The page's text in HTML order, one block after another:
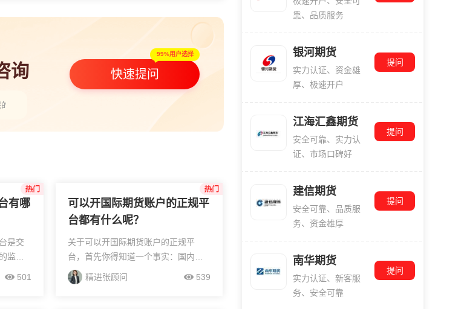
询
，有什么要求条件吗？”
99%用户选择
快速提问
有哪
是交
监管
体验
货市
501
可以开国际期货账户的正规平
台都有什么呢？
关于可以开国际期货账户的正规平
台，首先你得知道一个事实：国内没
有任何一家拥有“国内官方牌照”的平台
可以做国际期货，因为国内压根没有
精进张顾问 539
靠、品质服务
银河期货
实力认证、资金雄
厚、极速开户
提问
江海汇鑫期货
安全可靠、实力认
证、市场口碑好
提问
建信期货
安全可靠、品质服
务、资金雄厚
提问
南华期货
实力认证、新客服
务、安全可靠
提问